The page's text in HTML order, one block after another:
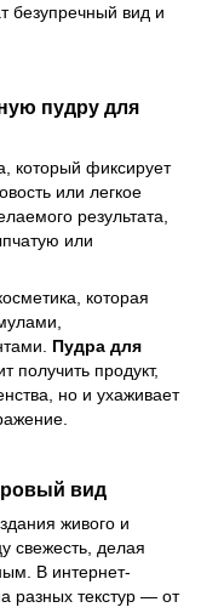
безупречный вид и
пудру для
который фиксирует
или легкое
результата,
или
которая
Пудра для
получить продукт,
но и ухаживает
вид
живого и
свежесть, делая
В интернет-
разных текстур — от